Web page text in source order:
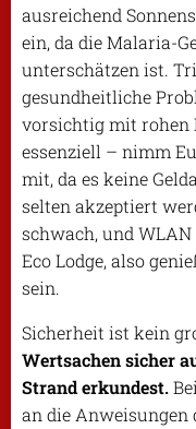
ausreichend
ein, da die Malaria-
unterschätzen ist.
gesundheitliche
vorsichtig mit rohen
essenziell – nimm
mit, da es keine
selten akzeptiert
schwach, und
Eco Lodge, also
sein.
Sicherheit ist kein
Wertsachen sicher
Strand erkundest.
an die Anweisungen